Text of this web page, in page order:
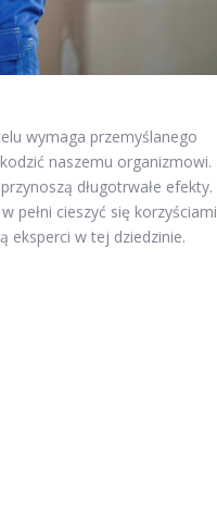
wymaga przemyślanego
naszemu organizmowi.
długotrwałe efekty.
pełni cieszyć się korzyściami
eksperci w tej dziedzinie.